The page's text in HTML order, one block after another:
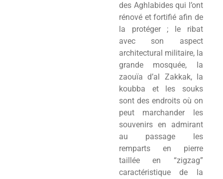
des Aghlabides qui l’ont
rénové et fortifié afin de
la protéger ; le ribat
avec son aspect
architectural militaire, la
grande mosquée, la
zaouïa d’al Zakkak, la
koubba et les souks
sont des endroits où on
peut marchander les
souvenirs en admirant
au passage les
remparts en pierre
taillée en “zigzag”
caractéristique de la